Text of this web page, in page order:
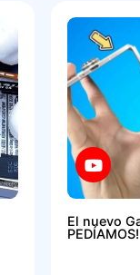
El nuevo
PEDÍAMOS!